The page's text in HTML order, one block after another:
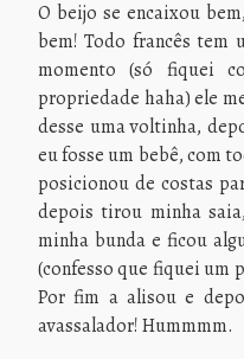
O beijo se encaixou
bem! Todo francês tem
momento (só fiquei
propriedade haha) ele
desse uma voltinha,
eu fosse um bebê, com
posicionou de costas
depois tirou minha
minha bunda e ficou
(confesso que fiquei um
Por fim a alisou e
avassalador! Hummmm.